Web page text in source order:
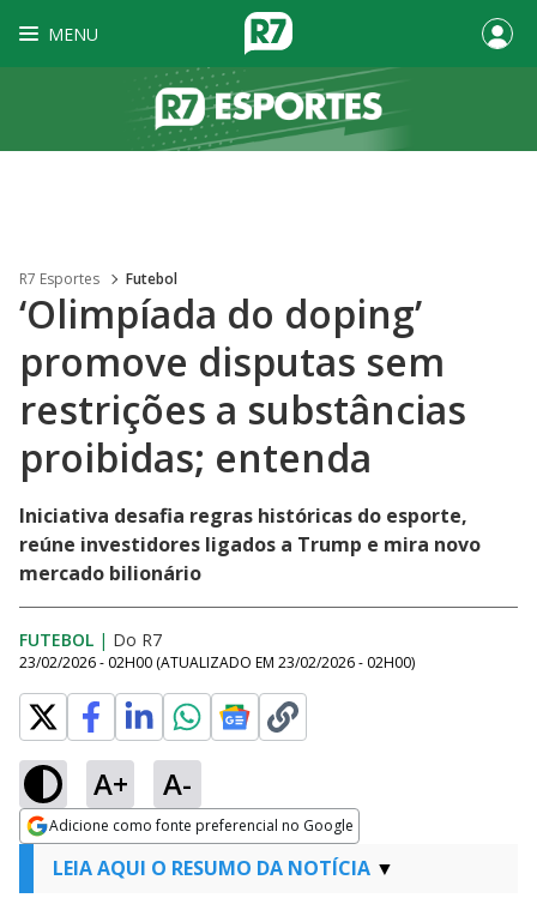
MENU
R7 Esportes Futebol
‘Olimpíada do doping’
promove disputas sem
restrições a substâncias
proibidas; entenda
Iniciativa desafia regras históricas do esporte,
reúne investidores ligados a Trump e mira novo
mercado bilionário
FUTEBOL | Do R7
23/02/2026 - 02H00 (ATUALIZADO EM 23/02/2026 - 02H00)
A+ A-
Adicione como fonte preferencial no Google
Opens in new window
LEIA AQUI O RESUMO DA NOTÍCIA